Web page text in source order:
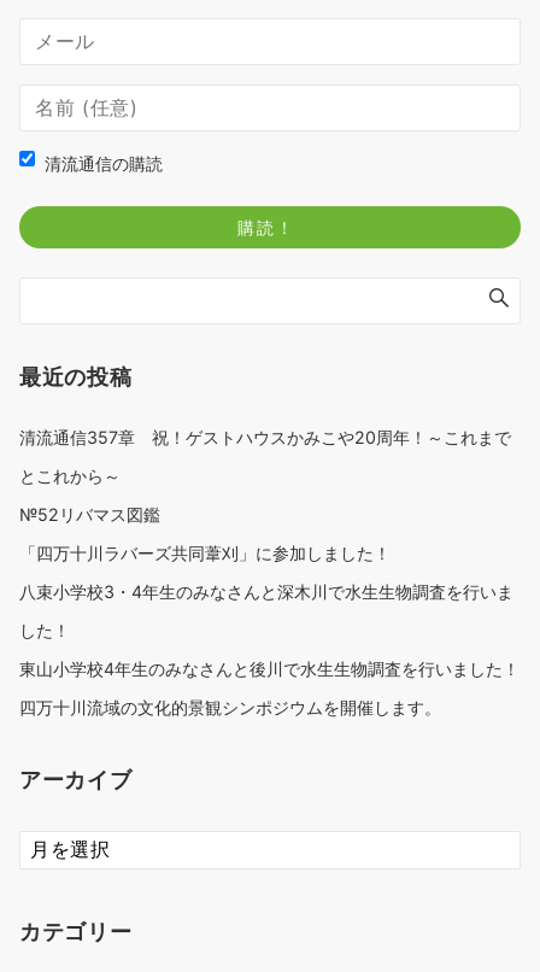
清流通信の購読
最近の投稿
清流通信357章 祝！ゲストハウスかみこや20周年！～これまで
とこれから～
№52リバマス図鑑
「四万十川ラバーズ共同葦刈」に参加しました！
八束小学校3・4年生のみなさんと深木川で水生生物調査を行いま
した！
東山小学校4年生のみなさんと後川で水生生物調査を行いました！
四万十川流域の文化的景観シンポジウムを開催します。
アーカイブ
ア
ー
ブ
カテゴリー